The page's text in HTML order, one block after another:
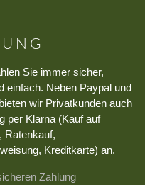
Sie immer sicher,
einfach. Neben Paypal und
wir Privatkunden auch
per Klarna (Kauf auf
Ratenkauf,
Kreditkarte) an.
Zahlung